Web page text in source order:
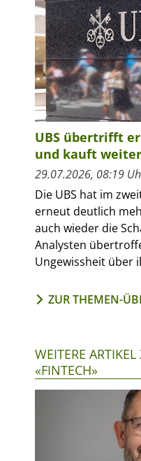
UBS übertrifft
und kauft
29.07.2026, 08:19
Die UBS hat im
erneut deutlich
auch wieder die
Analysten
Ungewissheit über
ZUR THEMEN-
WEITERE
«FINTECH»